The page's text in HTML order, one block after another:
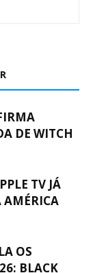
DE WITCH
TV JÁ
AMÉRICA
OS
BLACK